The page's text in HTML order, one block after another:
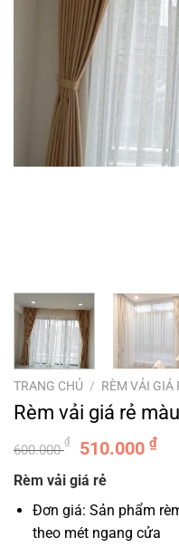
TRANG CHỦ / RÈM VẢI GIÁ
Rèm vải giá rẻ
600.000
₫
Giá
gốc
là:
600.000
510.000 ₫Giá
là:
Rèm vải giá rẻ
Đơn giá: Sản phẩm
theo mét ngang cửa